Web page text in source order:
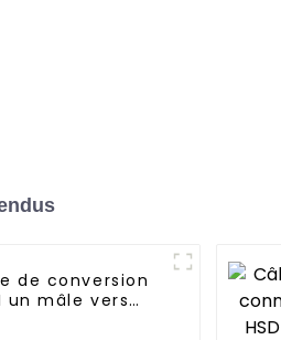
de conversion
un mâle vers